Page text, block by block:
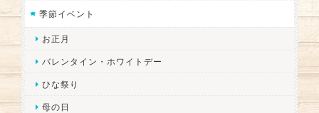
季節イベント
お正月
バレンタイン・ホワイトデー
ひな祭り
母の日